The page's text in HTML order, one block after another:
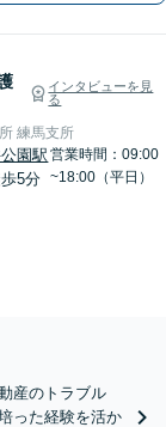
インタビューを見
る
練馬支所
園駅
5分
営業時間：09:00
~18:00（平日）
産のトラブル
った経験を活か